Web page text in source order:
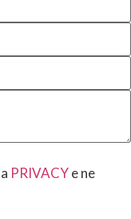
PRIVACYe ne